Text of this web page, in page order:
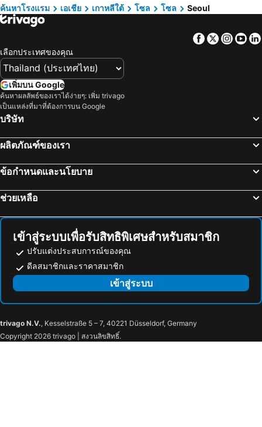
Hotel Venue G
The Stay Classic Hotel Myeongdong
Hotel Peyto Gangnam
โรงแรมริเวอร์ไซด์
โรงแรมเพรสซิเดนท์
Homes Stay Myeongdong
Fairfield by Marriott Seoul
Toyoko Inn Seoul Gangnam
Ehwa in Myeongdong
MD Hotel Doksan
The Recenz Dongdaemun Hotel
ARA Hotel
Banyan Tree Club & Spa Seoul
Hotel The Designers Cheongnyangni
Friendly DH Naissance Hotel by Mindrum Group
Hotel Boutique 9
LACOZi STAY , Seoul
Hostel Seoul
Dongdaemun Guesthouse
GaGa Hotel dongdaemun
Boutique Hotel K
ตลาดทงแดมุน
Euljiro
Gwangjingu
Songdo Convensia
สถานียงซาน
Jeonju Hanok Village
East gate
Changgyeonggung
Jongno
Konkuk University
Gyeongbokgung
Gyeongpo Beach
Cheongdam
Yeongjong Island
Bukhansan National Park
Yangyang International Airport
Muchangpo beach
ค้นหาโรงแรม เอเชีย เกาหลีใต้ โซล โซล Seoul
Facebook
Twitter
เลือกประเทศของคุณ
เพิ่มบน Google
ค้นหาผลลัพธ์ของเราได้ง่ายๆ: เพิ่ม trivago
เป็นแหล่งที่มาที่ต้องการบน Google
บริษัท
ผลิตภัณฑ์ของเรา
ข้อกำหนดและนโยบาย
ช่วยเหลือ
เข้าสู่ระบบเพื่อรับสิทธิพิเศษสำหรับสมาชิก
ปรับแต่งประสบการณ์ของคุณ
ดีลสมาชิกและราคาสมาชิก
เข้าสู่ระบบ
trivago N.V., Kesselstraße 5 – 7, 40221 Düsseldorf, Germany
Copyright 2026 trivago | สงวนลิขสิทธิ์.